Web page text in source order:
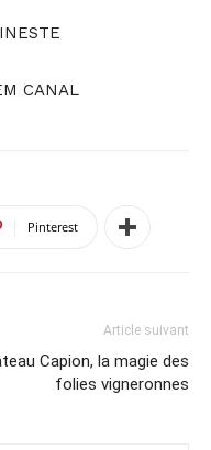
CANAL
Pinterest
Article suivant
Capion, la magie des
folies vigneronnes